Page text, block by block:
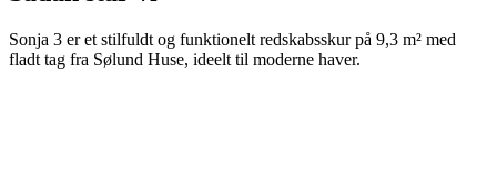
Sonja 3 er et stilfuldt og funktionelt redskabsskur på 9,3 m² med
fladt tag fra Sølund Huse, ideelt til moderne haver.